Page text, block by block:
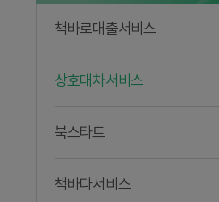
책바로대출서비스
상호대차서비스
북스타트
책바다서비스